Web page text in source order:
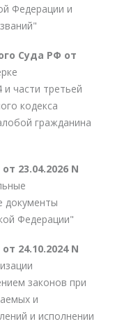
Федерации и
Суда РФ от
и части третьей
кодекса
гражданина
23.04.2026 N
документы
Федерации"
24.10.2024 N
законов при
и
и исполнении